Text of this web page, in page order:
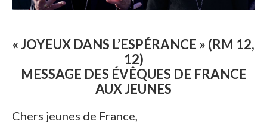
« JOYEUX DANS L’ESPÉRANCE » (RM 12,
12)
MESSAGE DES ÉVÊQUES DE FRANCE
AUX JEUNES
Chers jeunes de France,